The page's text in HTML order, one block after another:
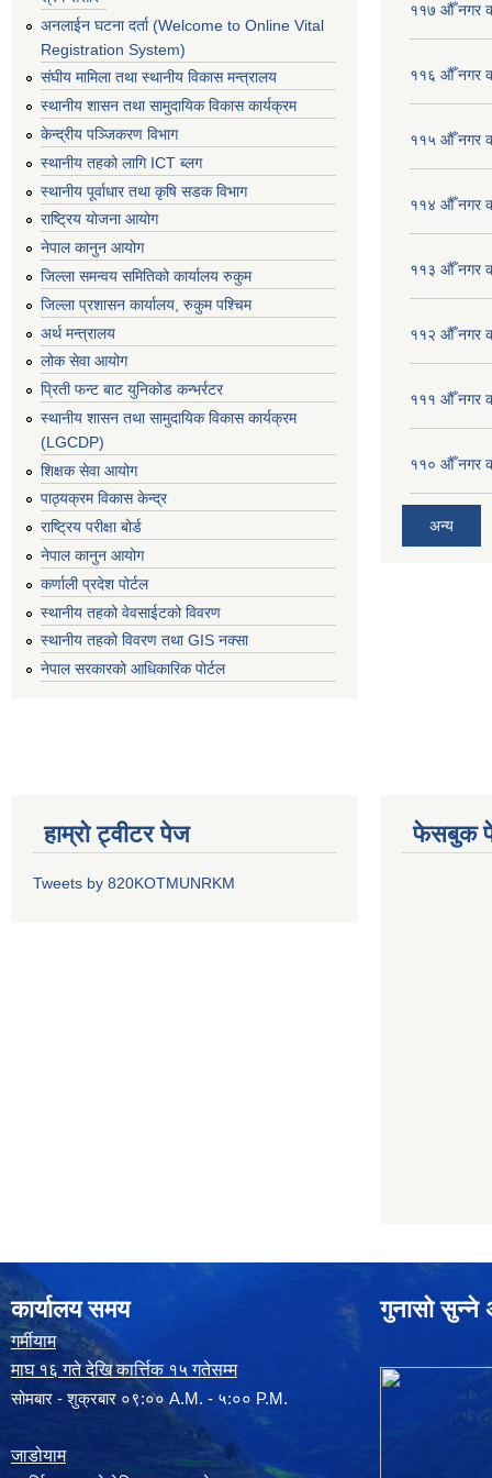
अनलाईन घटना दर्ता (Welcome to Online Vital
Registration System)
संघीय मामिला तथा स्थानीय विकास मन्त्रालय
स्थानीय शासन तथा सामुदायिक विकास कार्यक्रम
केन्द्रीय पञ्जिकरण विभाग
स्थानीय तहको लागि ICT ब्लग
स्थानीय पूर्वाधार तथा कृषि सडक विभाग
राष्ट्रिय योजना आयोग
नेपाल कानुन आयोग
जिल्ला समन्वय समितिको कार्यालय रुकुम
जिल्ला प्रशासन कार्यालय, रुकुम पश्चिम
अर्थ मन्त्रालय
लोक सेवा आयोग
प्रिती फन्ट बाट युनिकोड कन्भर्रटर
स्थानीय शासन तथा सामुदायिक विकास कार्यक्रम
(LGCDP)
शिक्षक सेवा आयोग
पाठ्यक्रम विकास केन्द्र
राष्ट्रिय परीक्षा बोर्ड
नेपाल कानुन आयोग
कर्णाली प्रदेश पोर्टल
स्थानीय तहको वेवसाईटको विवरण
स्थानीय तहको विवरण तथा GIS नक्सा
नेपाल सरकारको आधिकारिक पोर्टल
११७ औँ नगर
११६ औँ नगर
११५ औँ नगर
११४ औँ नगर
११३ औँ नगर
११२ औँ नगर
१११ औँ नगर
११० औँ नगर
अन्य
हाम्रो ट्वीटर पेज
Tweets by 820KOTMUNRKM
फेसबुक
कार्यालय समय
गर्मीयाम
माघ १६ गते देखि कार्त्तिक १५ गतेसम्म
सोमबार - शुक्रबार ०९:०० A.M. - ५:०० P.M.
जाडोयाम
गुनासो सुन्ने